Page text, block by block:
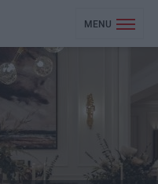
MENU